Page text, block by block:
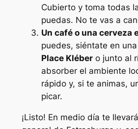
Cubierto y toma todas
puedas. No te vas a
Un café o una cerveza
puedes, siéntate en
Place Klébero junto al
absorber el ambiente
rápido y, si te animas,
picar.
¡Listo! En medio día te